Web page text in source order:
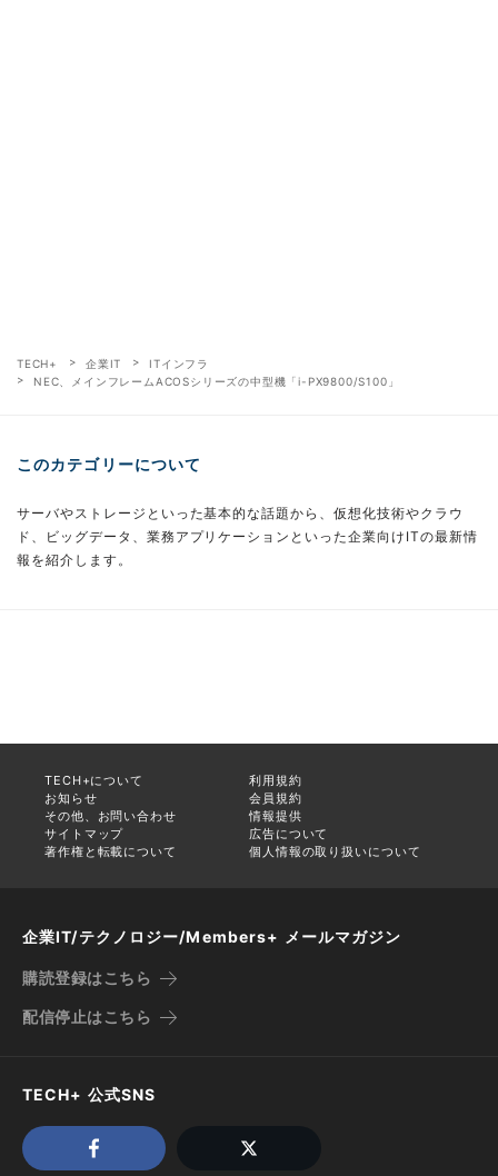
TECH+ 企業IT
ITインフラ
NEC、メインフレームACOSシリーズの中型機「i-PX9800/S100」
このカテゴリーについて
サーバやストレージといった基本的な話題から、仮想化技術やクラウ
ド、ビッグデータ、業務アプリケーションといった企業向けITの最新情
報を紹介します。
TECH+について
利用規約
お知らせ
会員規約
その他、お問い合わせ
情報提供
サイトマップ
広告について
著作権と転載について
個人情報の取り扱いについて
企業IT/テクノロジー/Members+ メールマガジン
購読登録はこちら
配信停止はこちら
TECH+ 公式SNS